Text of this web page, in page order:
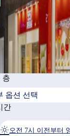
층
간
오전 7시 이전부터